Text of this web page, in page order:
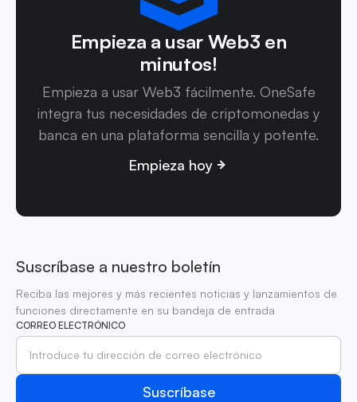
Empieza a usar Web3 en
minutos!
Empieza a usar Web3 fácilmente. OneSafe
integra tus necesidades de criptomonedas y
banca en una plataforma sencilla y potente.
Empieza hoy
Suscríbase a nuestro boletín
Reciba las mejores y más recientes noticias y lanzamientos de
funciones directamente en su bandeja de entrada
CORREO ELECTRÓNICO